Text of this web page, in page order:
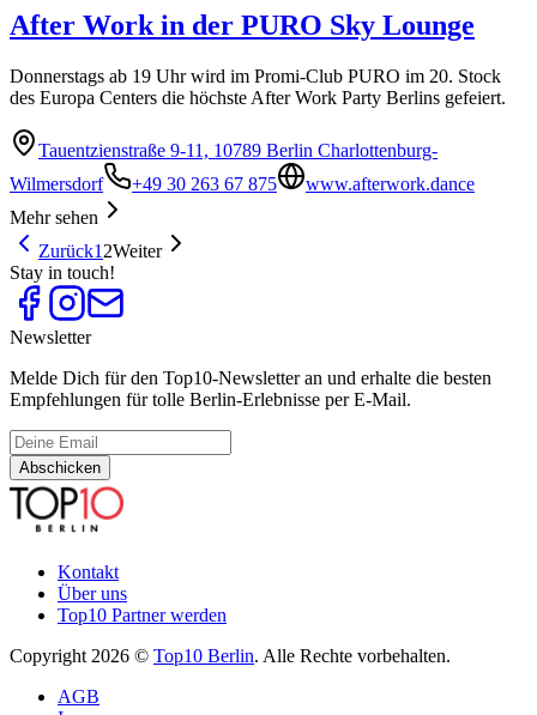
After Work in der PURO Sky Lounge
Donnerstags ab 19 Uhr wird im Promi-Club PURO im 20. Stock
des Europa Centers die höchste After Work Party Berlins gefeiert.
Tauentzienstraße 9-11, 10789 Berlin Charlottenburg-
Wilmersdorf
+49 30 263 67 875
www.afterwork.dance
Mehr sehen
Zurück1 2Weiter
Stay in touch!
Newsletter
Melde Dich für den Top10-Newsletter an und erhalte die besten
Empfehlungen für tolle Berlin-Erlebnisse per E-Mail.
Abschicken
Kontakt
Über uns
Top10 Partner werden
Copyright 2026 © Top10 Berlin. Alle Rechte vorbehalten.
AGB